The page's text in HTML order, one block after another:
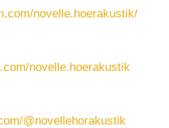
novelle.hoerakustik/
novelle.hoerakustik
@novellehorakustik